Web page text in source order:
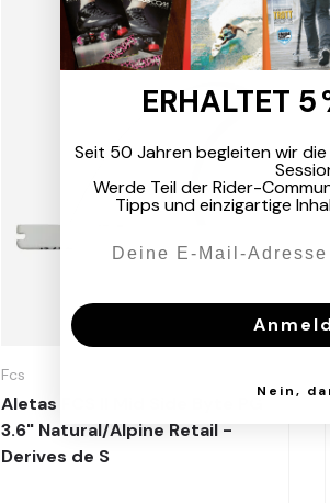
Fcs
Aletas FCS II Mid Side Byte PG
3.6" Natural/Alpine Retail -
Derives de S
Elegir
ERHALTET 5
Seit 50 Jahren begleiten wir
Werde Teil der Rider-
Tipps und einzigartige
Nein,